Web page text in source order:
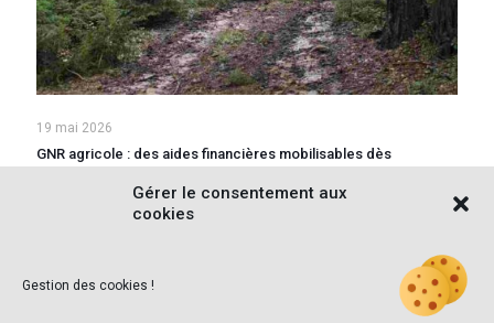
Gérer le consentement aux
cookies
Gestion des cookies !
19 mai 2026
GNR agricole : des aides financières mobilisables dès